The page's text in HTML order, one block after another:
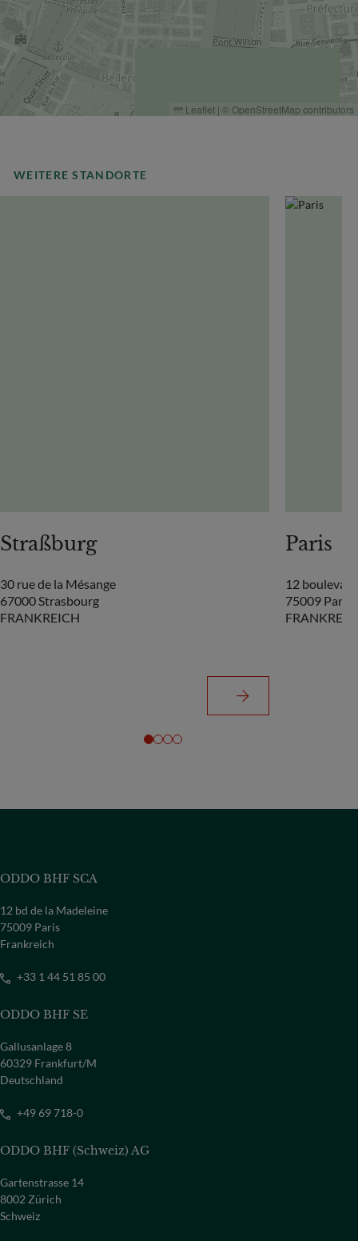
Leaflet | ©OpenStreetMap contributors
WEITERE STANDORTE
Straßburg
30 rue de la Mésange
67000 Strasbourg
FRANKREICH
Paris
12
75009 Paris
ODDO BHF SCA
12 bd de la Madeleine
75009 Paris
Frankreich
+33 1 44 51 85 00
ODDO BHF SE
Gallusanlage 8
60329 Frankfurt/M
Deutschland
+49 69 718-0
ODDO BHF (Schweiz) AG
Gartenstrasse 14
8002 Zürich
Schweiz